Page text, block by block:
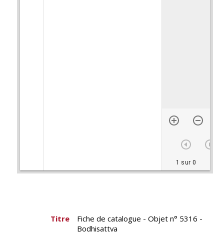
1 sur 0
Titre
Fiche de catalogue - Objet n° 5316 -
Bodhisattva